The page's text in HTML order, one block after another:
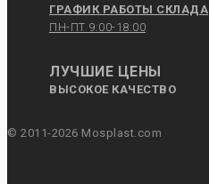
ГРАФИК РАБОТЫ СКЛАДА
ПН-ПТ 9:00-18:00
ЛУЧШИЕ ЦЕНЫ
ВЫСОКОЕ КАЧЕСТВО
© 2011-2026 Mosplast.com